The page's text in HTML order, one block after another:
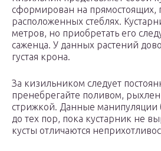
сформирован на прямостоящих,
расположенных стеблях.
метров, но приобретать его
саженца. У данных растений
густая крона.
За кизильником следует
пренебрегайте поливом,
стрижкой. Данные манипуляции
до тех пор, пока кустарник не
кусты отличаются